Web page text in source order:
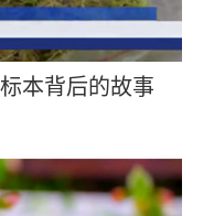
本背后的故事